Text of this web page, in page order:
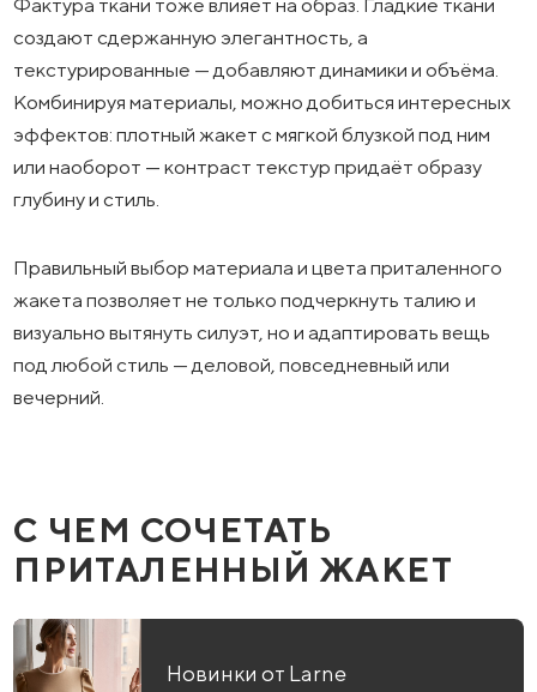
создают сдержанную элегантность, а
текстурированные — добавляют динамики и объёма.
Комбинируя материалы, можно добиться интересных
эффектов: плотный жакет с мягкой блузкой под ним
или наоборот — контраст текстур придаёт образу
глубину и стиль.
Правильный выбор материала и цвета приталенного
жакета позволяет не только подчеркнуть талию и
визуально вытянуть силуэт, но и адаптировать вещь
под любой стиль — деловой, повседневный или
вечерний.
С ЧЕМ СОЧЕТАТЬ
ПРИТАЛЕННЫЙ ЖАКЕТ
Новинки от Larne